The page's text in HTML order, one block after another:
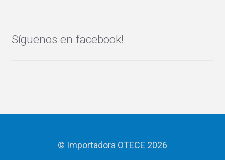
Síguenos en facebook!
© Importadora OTECE 2026